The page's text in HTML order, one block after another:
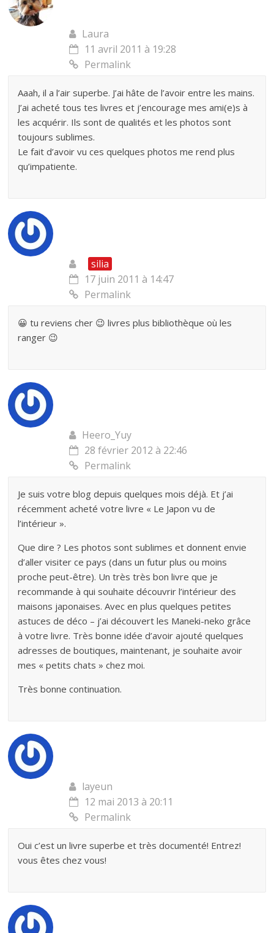
Laura
11 avril 2011 à 19:28
Permalink
Aaah, il a l’air superbe. J’ai hâte de l’avoir entre les mains.
J’ai acheté tous tes livres et j’encourage mes ami(e)s à
les acquérir. Ils sont de qualités et les photos sont
toujours sublimes.
Le fait d’avoir vu ces quelques photos me rend plus
qu’impatiente.
silia
17 juin 2011 à 14:47
Permalink
😀 tu reviens cher 😉 livres plus bibliothèque où les
ranger 😉
Heero_Yuy
28 février 2012 à 22:46
Permalink
Je suis votre blog depuis quelques mois déjà. Et j’ai
récemment acheté votre livre « Le Japon vu de
l’intérieur ».
Que dire ? Les photos sont sublimes et donnent envie
d’aller visiter ce pays (dans un futur plus ou moins
proche peut-être). Un très très bon livre que je
recommande à qui souhaite découvrir l’intérieur des
maisons japonaises. Avec en plus quelques petites
astuces de déco – j’ai découvert les Maneki-neko grâce
à votre livre. Très bonne idée d’avoir ajouté quelques
adresses de boutiques, maintenant, je souhaite avoir
mes « petits chats » chez moi.
Très bonne continuation.
layeun
12 mai 2013 à 20:11
Permalink
Oui c’est un livre superbe et très documenté! Entrez!
vous êtes chez vous!